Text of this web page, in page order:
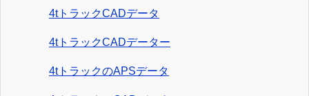
4tトラックCADデータ
4tトラックCADデーター
4tトラックのAPSデータ